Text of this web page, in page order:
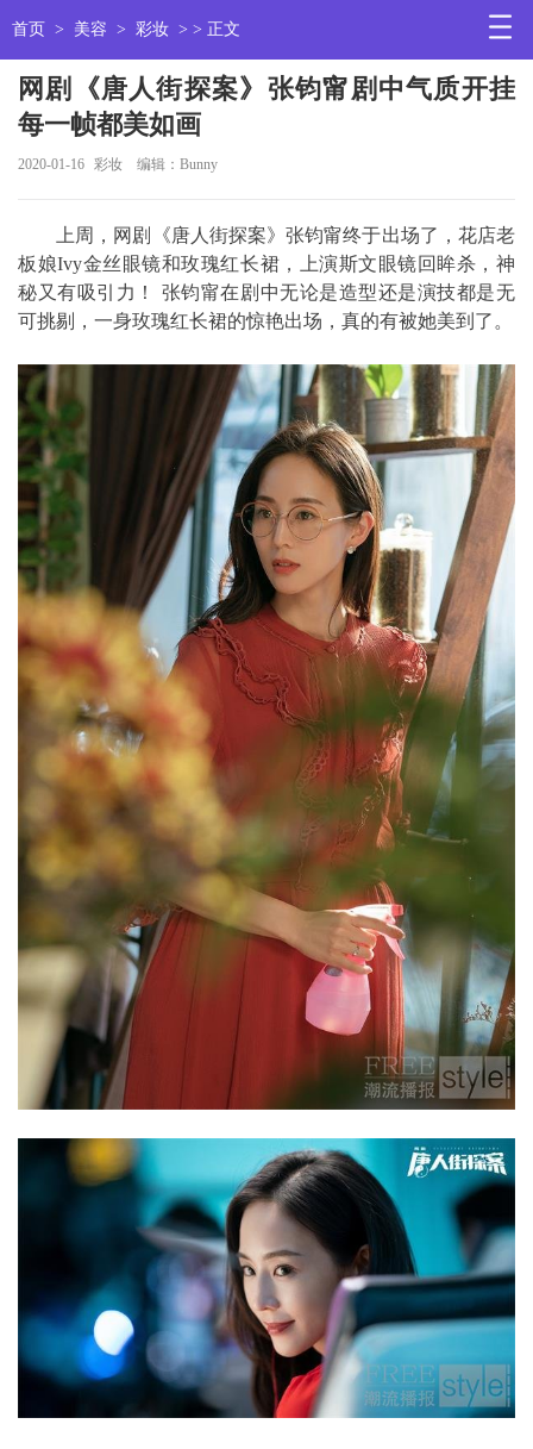
首页 > 美容 > 彩妆 > > 正文
网剧《唐人街探案》张钧甯剧中气质开挂
每一帧都美如画
2020-01-16 彩妆 编辑：Bunny
上周，网剧《唐人街探案》张钧甯终于出场了，花店老
板娘Ivy金丝眼镜和玫瑰红长裙，上演斯文眼镜回眸杀，神
秘又有吸引力！ ​张钧甯在剧中无论是造型还是演技都是无
可挑剔，一身玫瑰红长裙的惊艳出场，真的有被她美到了。